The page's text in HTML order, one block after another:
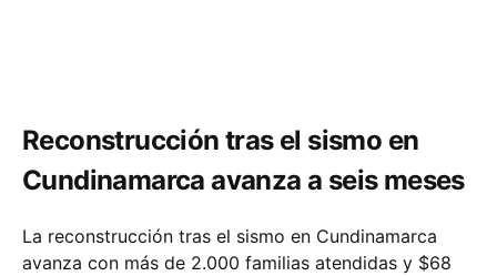
Reconstrucción tras el sismo en
Cundinamarca avanza a seis meses
La reconstrucción tras el sismo en Cundinamarca
avanza con más de 2.000 familias atendidas y $68